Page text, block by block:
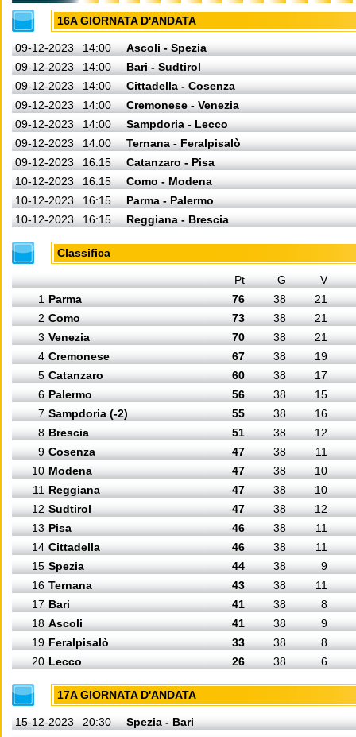
16A GIORNATA D'ANDATA
09-12-2023 14:00
Ascoli - Spezia
09-12-2023
14:00
Bari - Sudtirol
09-12-2023
14:00
Cittadella - Cosenza
09-12-2023
14:00
Cremonese - Venezia
09-12-2023
14:00
Sampdoria - Lecco
09-12-2023
14:00
Ternana - Feralpisalò
09-12-2023
16:15
Catanzaro - Pisa
10-12-2023
16:15
Como - Modena
10-12-2023
16:15
Parma - Palermo
10-12-2023
16:15 Reggiana - Brescia
Classifica
Pt G
V
1 Parma 76 38
21
2 Como 73 38
21
3 Venezia 70 38
21
4 Cremonese 67 38
19
5 Catanzaro 60 38
17
6 Palermo 56 38
15
7 Sampdoria (-2) 55 38
16
8 Brescia 51 38
12
9 Cosenza 47 38
11
10 Modena 47 38
10
11 Reggiana 47 38
10
12 Sudtirol 47 38
12
13 Pisa 46 38
11
14 Cittadella 46 38
11
15 Spezia 44 38
9
16 Ternana 43 38
11
17 Bari 41 38
8
18 Ascoli 41 38
9
19 Feralpisalò 33 38
8
20 Lecco 26 38 6
17A GIORNATA D'ANDATA
15-12-2023 20:30
Spezia - Bari